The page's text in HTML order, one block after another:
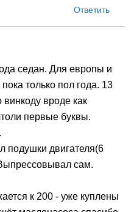
Ответить
седан. Для европы и
только пол года. 13
вроде как
первые буквы.
подушки двигателя(6
сам.
к 200 - уже куплены